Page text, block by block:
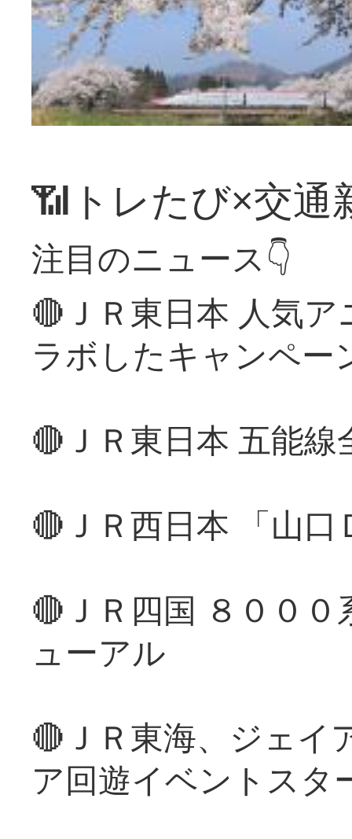
📶トレたび×交通
注目のニュース👇
🔴ＪＲ東日本 人気
ラボしたキャンペー
🔴ＪＲ東日本 五能
🔴ＪＲ西日本 「山
🔴ＪＲ四国 ８００
ューアル
🔴ＪＲ東海、ジェイ
ア回遊イベントスタ